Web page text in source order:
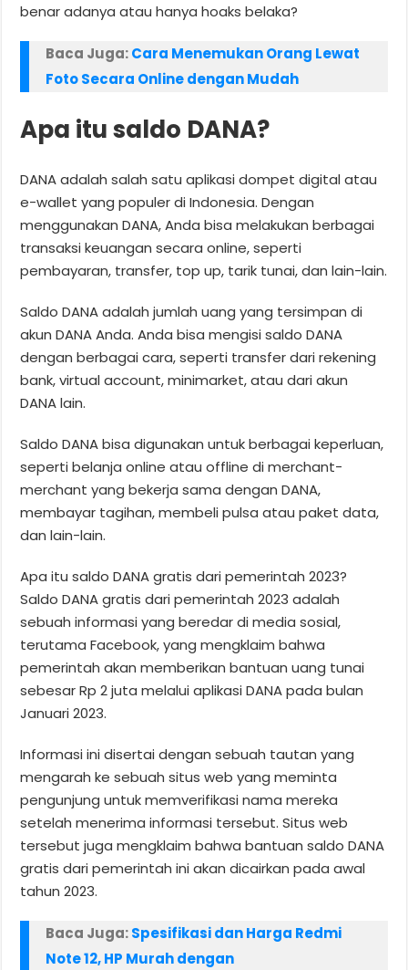
benar adanya atau hanya hoaks belaka?
Baca Juga:Cara Menemukan Orang Lewat
Foto Secara Online dengan Mudah
Apa itu saldo DANA?
DANA adalah salah satu aplikasi dompet digital atau
e-wallet yang populer di Indonesia. Dengan
menggunakan DANA, Anda bisa melakukan berbagai
transaksi keuangan secara online, seperti
pembayaran, transfer, top up, tarik tunai, dan lain-lain.
Saldo DANA adalah jumlah uang yang tersimpan di
akun DANA Anda. Anda bisa mengisi saldo DANA
dengan berbagai cara, seperti transfer dari rekening
bank, virtual account, minimarket, atau dari akun
DANA lain.
Saldo DANA bisa digunakan untuk berbagai keperluan,
seperti belanja online atau offline di merchant-
merchant yang bekerja sama dengan DANA,
membayar tagihan, membeli pulsa atau paket data,
dan lain-lain.
Apa itu saldo DANA gratis dari pemerintah 2023?
Saldo DANA gratis dari pemerintah 2023 adalah
sebuah informasi yang beredar di media sosial,
terutama Facebook, yang mengklaim bahwa
pemerintah akan memberikan bantuan uang tunai
sebesar Rp 2 juta melalui aplikasi DANA pada bulan
Januari 2023.
Informasi ini disertai dengan sebuah tautan yang
mengarah ke sebuah situs web yang meminta
pengunjung untuk memverifikasi nama mereka
setelah menerima informasi tersebut. Situs web
tersebut juga mengklaim bahwa bantuan saldo DANA
gratis dari pemerintah ini akan dicairkan pada awal
tahun 2023.
Baca Juga:Spesifikasi dan Harga Redmi
Note 12, HP Murah dengan